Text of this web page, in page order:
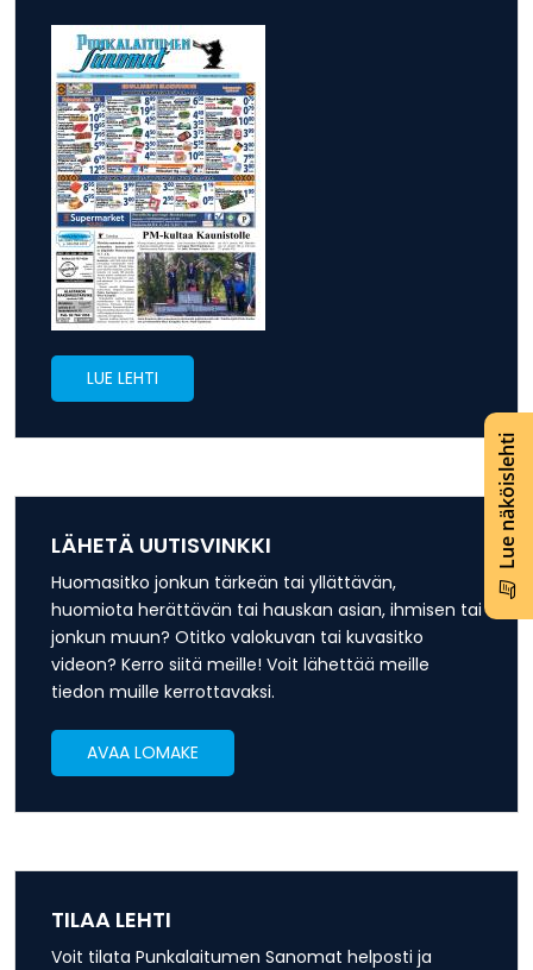
Lue näköislehti
LUE LEHTI
LÄHETÄ UUTISVINKKI
Huomasitko jonkun tärkeän tai yllättävän,
huomiota herättävän tai hauskan asian, ihmisen tai
jonkun muun? Otitko valokuvan tai kuvasitko
videon? Kerro siitä meille! Voit lähettää meille
tiedon muille kerrottavaksi.
AVAA LOMAKE
TILAA LEHTI
Voit tilata Punkalaitumen Sanomat helposti ja